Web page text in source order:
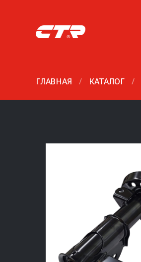
ГЛАВНАЯ / КАТАЛОГ /